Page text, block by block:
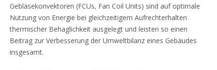
Gebläsekonvektoren (FCUs, Fan Coil Units) sind auf optimale
Nutzung von Energie bei gleichzeitigem Aufrechterhalten
thermischer Behaglichkeit ausgelegt und leisten so einen
Beitrag zur Verbesserung der Umweltbilanz eines Gebäudes
insgesamt.